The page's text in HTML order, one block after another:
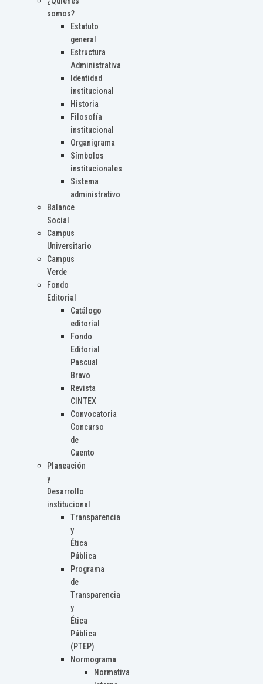
somos?
Estatuto
general
Estructura
Administrativa
Identidad
institucional
Historia
Filosofía
institucional
Organigrama
Símbolos
institucionales
Sistema
administrativo
Balance
Social
Campus
Universitario
Campus
Verde
Fondo
Editorial
Catálogo
editorial
Fondo
Editorial
Pascual
Bravo
Revista
CINTEX
Convocatoria
Concurso
de
Cuento
Planeación
y
Desarrollo
institucional
Transparencia
y
Ética
Pública
Programa
de
Transparencia
y
Ética
Pública
(PTEP)
Normograma
Normativa